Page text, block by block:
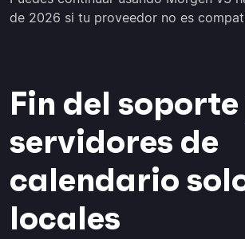
de 2026 si tu proveedor no es
Fin del
servidores de
calendario
locales